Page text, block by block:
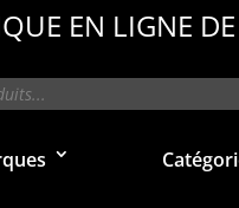
EN LIGNE DE